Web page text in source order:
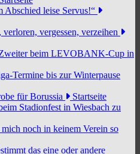
Abschied leise Servus!“
verloren, vergessen, verzeihen
beim LEVOBANK-Cup in
Termine bis zur Winterpause
für Borussia
Startseite
Stadionfest in Wiesbach zu
mich noch in keinem Verein so
das eine oder andere